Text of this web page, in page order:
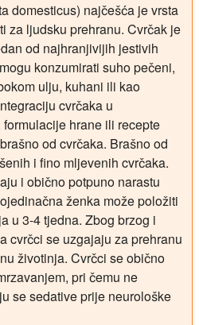
domesticus) najčešća je vrsta
za ljudsku prehranu. Cvrčak je
od najhranjivijih jestivih
konzumirati suho pečeni,
ulju, kuhani ili kao
cvrčaka u
hrane ili recepte
od cvrčaka. Brašno od
i fino mljevenih cvrčaka.
i obično potpuno narastu
ženka može položiti
u 3-4 tjedna. Zbog brzog i
cvrčci se uzgajaju za prehranu
životinja. Cvrčci se obično
pri čemu ne
se sedative prije neurološke